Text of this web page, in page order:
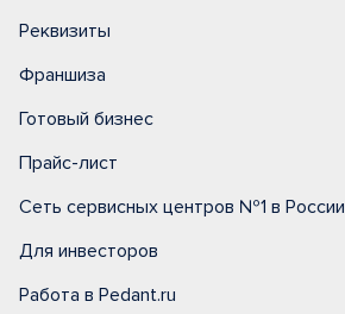
Реквизиты
Франшиза
Готовый бизнес
Прайс-лист
Сеть сервисных центров №1 в России
Для инвесторов
Работа в Pedant.ru